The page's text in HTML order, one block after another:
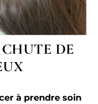
DE
à prendre soin